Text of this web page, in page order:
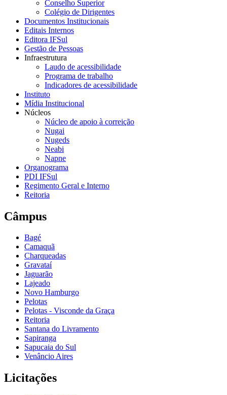
Conselho Superior
Colégio de Dirigentes
Documentos Institucionais
Editais Internos
Editora IFSul
Gestão de Pessoas
Infraestrutura
Laudo de acessibilidade
Programa de trabalho
Indicadores de acessibilidade
Instituto
Mídia Institucional
Núcleos
Núcleo de apoio à correição
Nugai
Nugeds
Neabi
Napne
Organograma
PDI IFSul
Regimento Geral e Interno
Reitoria
Câmpus
Bagé
Camaquã
Charqueadas
Gravataí
Jaguarão
Lajeado
Novo Hamburgo
Pelotas
Pelotas - Visconde da Graça
Reitoria
Santana do Livramento
Sapiranga
Sapucaia do Sul
Venâncio Aires
Licitações